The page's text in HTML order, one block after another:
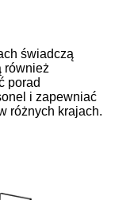
świadczą
również
porad
i zapewniać
różnych krajach.